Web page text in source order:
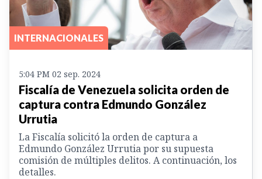
INTERNACIONALES
5:04 PM 02 sep. 2024
Fiscalía de Venezuela solicita orden de
captura contra Edmundo González
Urrutia
La Fiscalía solicitó la orden de captura a
Edmundo González Urrutia por su supuesta
comisión de múltiples delitos. A continuación, los
detalles.